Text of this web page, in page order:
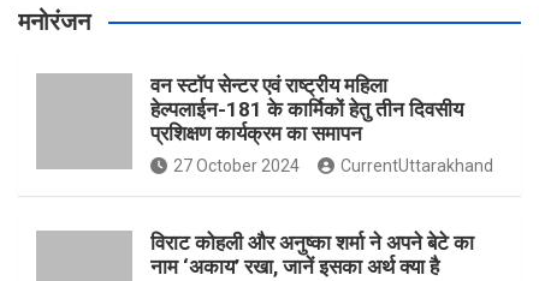
मनोरंजन
वन स्टॉप सेन्टर एवं राष्ट्रीय महिला
हेल्पलाईन-181 के कार्मिकों हेतु तीन दिवसीय
प्रशिक्षण कार्यक्रम का समापन
27 October 2024 CurrentUttarakhand
विराट कोहली और अनुष्का शर्मा ने अपने बेटे का
नाम ‘अकाय’ रखा, जानें इसका अर्थ क्‍या है